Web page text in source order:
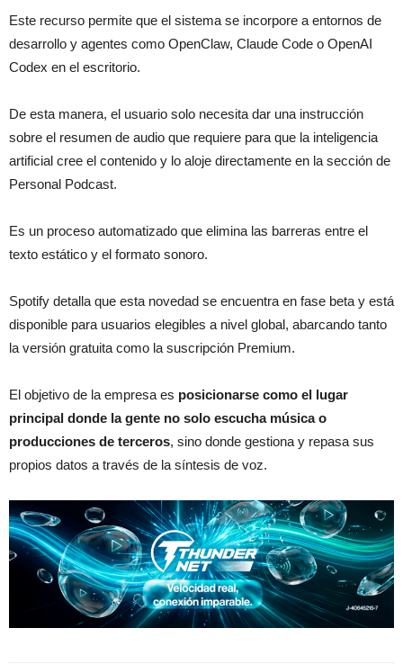
Este recurso permite que el sistema se incorpore a entornos de
desarrollo y agentes como OpenClaw, Claude Code o OpenAI
Codex en el escritorio.
De esta manera, el usuario solo necesita dar una instrucción
sobre el resumen de audio que requiere para que la inteligencia
artificial cree el contenido y lo aloje directamente en la sección de
Personal Podcast.
Es un proceso automatizado que elimina las barreras entre el
texto estático y el formato sonoro.
Spotify detalla que esta novedad se encuentra en fase beta y está
disponible para usuarios elegibles a nivel global, abarcando tanto
la versión gratuita como la suscripción Premium.
El objetivo de la empresa es posicionarse como el lugar
principal donde la gente no solo escucha música o
producciones de terceros, sino donde gestiona y repasa sus
propios datos a través de la síntesis de voz.